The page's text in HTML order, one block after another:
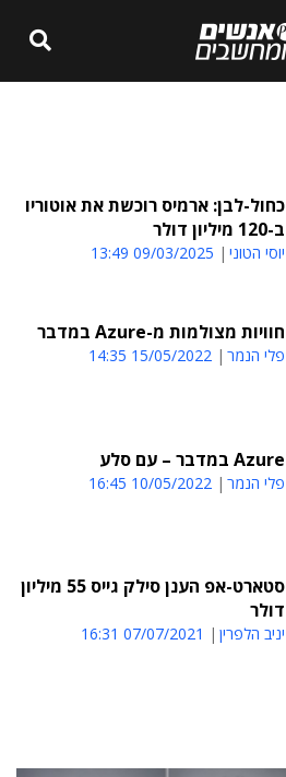
כחול-לבן: ארמיס רוכשת את אוטוריו
ב-120 מיליון דולר
יוסי הטוני 09/03/2025 13:49
חוויות מצולמות מ-Azure במדבר
פלי הנמר 15/05/2022 14:35
Azure במדבר – עם סלע
פלי הנמר 10/05/2022 16:45
סטארט-אפ הענן סילק גייס 55 מיליון
דולר
יניב הלפרין 07/07/2021 16:31